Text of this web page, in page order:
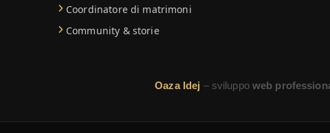
Coordinatore di matrimoni
Community & storie
Oaza Idej – sviluppo web